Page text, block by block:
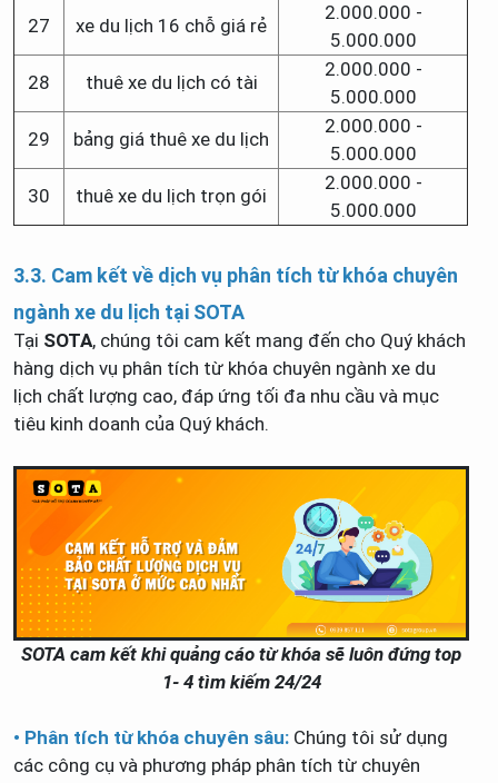
27
xe du lịch 16 chỗ giá rẻ
2.000.000 -
5.000.000
28
thuê xe du lịch có tài
2.000.000 -
5.000.000
29
bảng giá thuê xe du lịch
2.000.000 -
5.000.000
30
thuê xe du lịch trọn gói
2.000.000 -
5.000.000
3.3. Cam kết về dịch vụ phân tích từ khóa chuyên
ngành xe du lịch tại SOTA
Tại SOTA, chúng tôi cam kết mang đến cho Quý khách
hàng dịch vụ phân tích từ khóa chuyên ngành xe du
lịch chất lượng cao, đáp ứng tối đa nhu cầu và mục
tiêu kinh doanh của Quý khách.
SOTA cam kết khi quảng cáo từ khóa sẽ luôn đứng top
1- 4 tìm kiếm 24/24
• Phân tích từ khóa chuyên sâu: Chúng tôi sử dụng
các công cụ và phương pháp phân tích từ chuyên